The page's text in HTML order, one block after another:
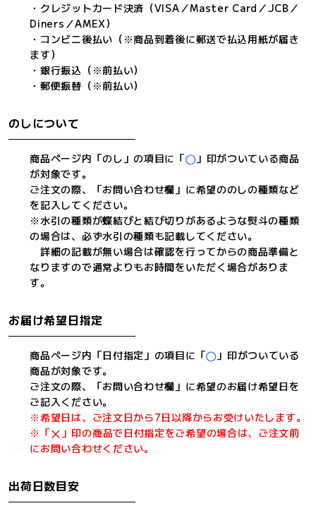
・クレジットカード決済（VISA／Master Card／JCB／
Diners／AMEX）
・コンビニ後払い（※商品到着後に郵送で払込用紙が届き
ます）
・銀行振込（※前払い）
・郵便振替（※前払い）
のしについて
商品ページ内「のし」の項目に「
」印がついている商品
が対象です。
ご注文の際、「お問い合わせ欄」に希望ののしの種類など
を記入してください。
※水引の種類が蝶結びと結び切りがあるような熨斗の種類
の場合は、必ず水引の種類も記載してください。
詳細の記載が無い場合は確認を行ってからの商品準備と
なりますので通常よりもお時間をいただく場合がありま
す。
お届け希望日指定
商品ページ内「日付指定」の項目に「
」印がついている
商品が対象です。
ご注文の際、「お問い合わせ欄」に希望のお届け希望日を
ご記入ください。
※希望日は、ご注文日から7日以降からお受けいたします。
※「
」印の商品で日付指定をご希望の場合は、ご注文前
にお問い合わせください。
出荷日数目安